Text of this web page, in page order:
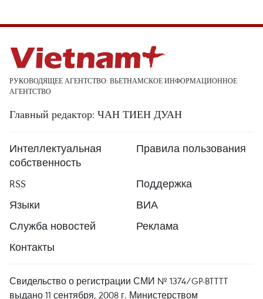
РУКОВОДЯЩЕЕ АГЕНТСТВО: ВЬЕТНАМСКОЕ ИНФОРМАЦИОННОЕ
АГЕНТСТВО
Главный редактор: ЧАН ТИЕН ДУАН
Интеллектуальная
собственность
Правила пользования
RSS
Поддержка
Языки
ВИА
Служба новостей
Реклама
Контакты
Свидельство о регистрации СМИ № 1374/GP-BTTTT
выдано 11 сентября, 2008 г. Министерством